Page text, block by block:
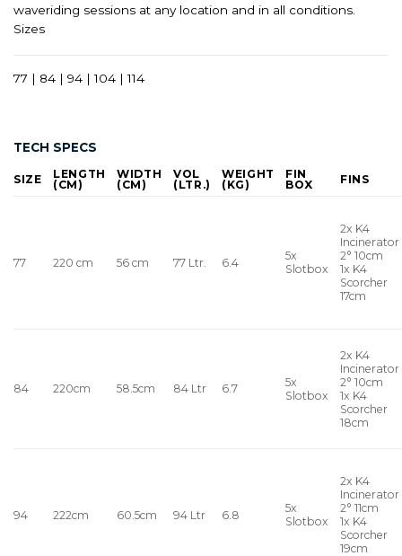
waveriding sessions at any location and in all conditions.
Sizes
77 | 84 | 94 | 104 | 114
TECH SPECS
SIZE
LENGTH
(CM)
WIDTH
(CM)
VOL
(LTR.)
WEIGHT
(KG)
FIN
BOX
FINS
77 220 cm 56 cm 77 Ltr. 6.4
5x
Slotbox
2x K4
Incinerator
2° 10cm
1x K4
Scorcher
17cm
84 220cm 58.5cm 84 Ltr 6.7
5x
Slotbox
2x K4
Incinerator
2° 10cm
1x K4
Scorcher
18cm
94 222cm 60.5cm 94 Ltr 6.8
5x
Slotbox
2x K4
Incinerator
2° 11cm
1x K4
Scorcher
19cm